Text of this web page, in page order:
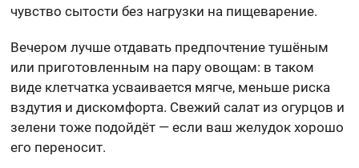
чувство сытости без нагрузки на пищеварение.
Вечером лучше отдавать предпочтение тушёным
или приготовленным на пару овощам: в таком
виде клетчатка усваивается мягче, меньше риска
вздутия и дискомфорта. Свежий салат из огурцов и
зелени тоже подойдёт — если ваш желудок хорошо
его переносит.